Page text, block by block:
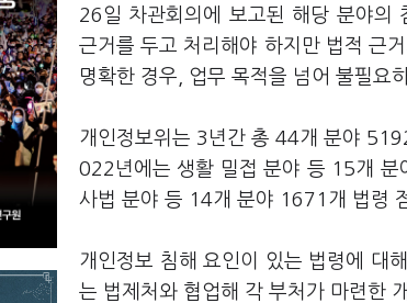
26일 차관회의에 보고된 해당 분야의
근거를 두고 처리해야 하지만 법적 근
명확한 경우, 업무 목적을 넘어 불필요
개인정보위는 3년간 총 44개 분야
022년에는 생활 밀접 분야 등 15개
사법 분야 등 14개 분야 1671개 법령
개인정보 침해 요인이 있는 법령에 대
는 법제처와 협업해 각 부처가 마련한